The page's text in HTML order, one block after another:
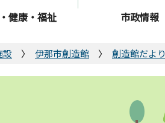
健康・福祉 市政情報
設 伊那市創造館 創造館だより